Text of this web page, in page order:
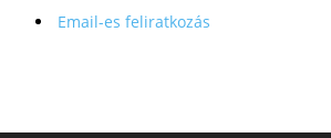
Email-es feliratkozás